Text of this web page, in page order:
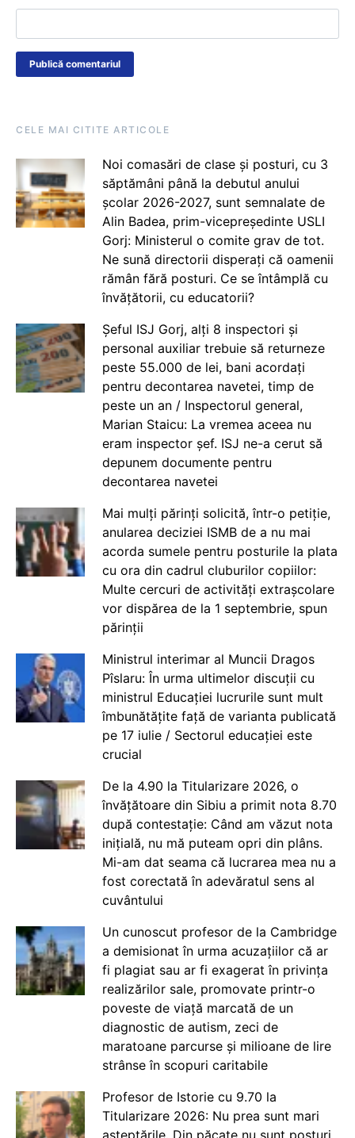
CELE MAI CITITE ARTICOLE
Noi comasări de clase și posturi, cu 3
săptămâni până la debutul anului
școlar 2026-2027, sunt semnalate de
Alin Badea, prim-vicepreședinte USLI
Gorj: Ministerul o comite grav de tot.
Ne sună directorii disperați că oamenii
rămân fără posturi. Ce se întâmplă cu
învățătorii, cu educatorii?
Șeful ISJ Gorj, alți 8 inspectori și
personal auxiliar trebuie să returneze
peste 55.000 de lei, bani acordați
pentru decontarea navetei, timp de
peste un an / Inspectorul general,
Marian Staicu: La vremea aceea nu
eram inspector șef. ISJ ne-a cerut să
depunem documente pentru
decontarea navetei
Mai mulți părinți solicită, într-o petiție,
anularea deciziei ISMB de a nu mai
acorda sumele pentru posturile la plata
cu ora din cadrul cluburilor copiilor:
Multe cercuri de activități extrașcolare
vor dispărea de la 1 septembrie, spun
părinții
Ministrul interimar al Muncii Dragos
Pîslaru: În urma ultimelor discuții cu
ministrul Educației lucrurile sunt mult
îmbunătățite față de varianta publicată
pe 17 iulie / Sectorul educației este
crucial
De la 4.90 la Titularizare 2026, o
învățătoare din Sibiu a primit nota 8.70
după contestație: Când am văzut nota
inițială, nu mă puteam opri din plâns.
Mi-am dat seama că lucrarea mea nu a
fost corectată în adevăratul sens al
cuvântului
Un cunoscut profesor de la Cambridge
a demisionat în urma acuzațiilor că ar
fi plagiat sau ar fi exagerat în privința
realizărilor sale, promovate printr-o
poveste de viață marcată de un
diagnostic de autism, zeci de
maratoane parcurse și milioane de lire
strânse în scopuri caritabile
Profesor de Istorie cu 9.70 la
Titularizare 2026: Nu prea sunt mari
așteptările. Din păcate nu sunt posturi